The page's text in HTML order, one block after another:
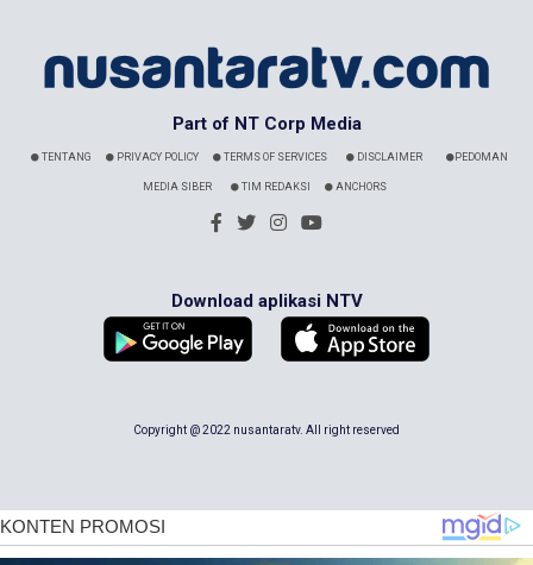
Part of NT Corp Media
TENTANG PRIVACY POLICY TERMS OF SERVICES DISCLAIMER PEDOMAN
MEDIA SIBER TIM REDAKSI ANCHORS
Download aplikasi NTV
Copyright @ 2022 nusantaratv. All right reserved